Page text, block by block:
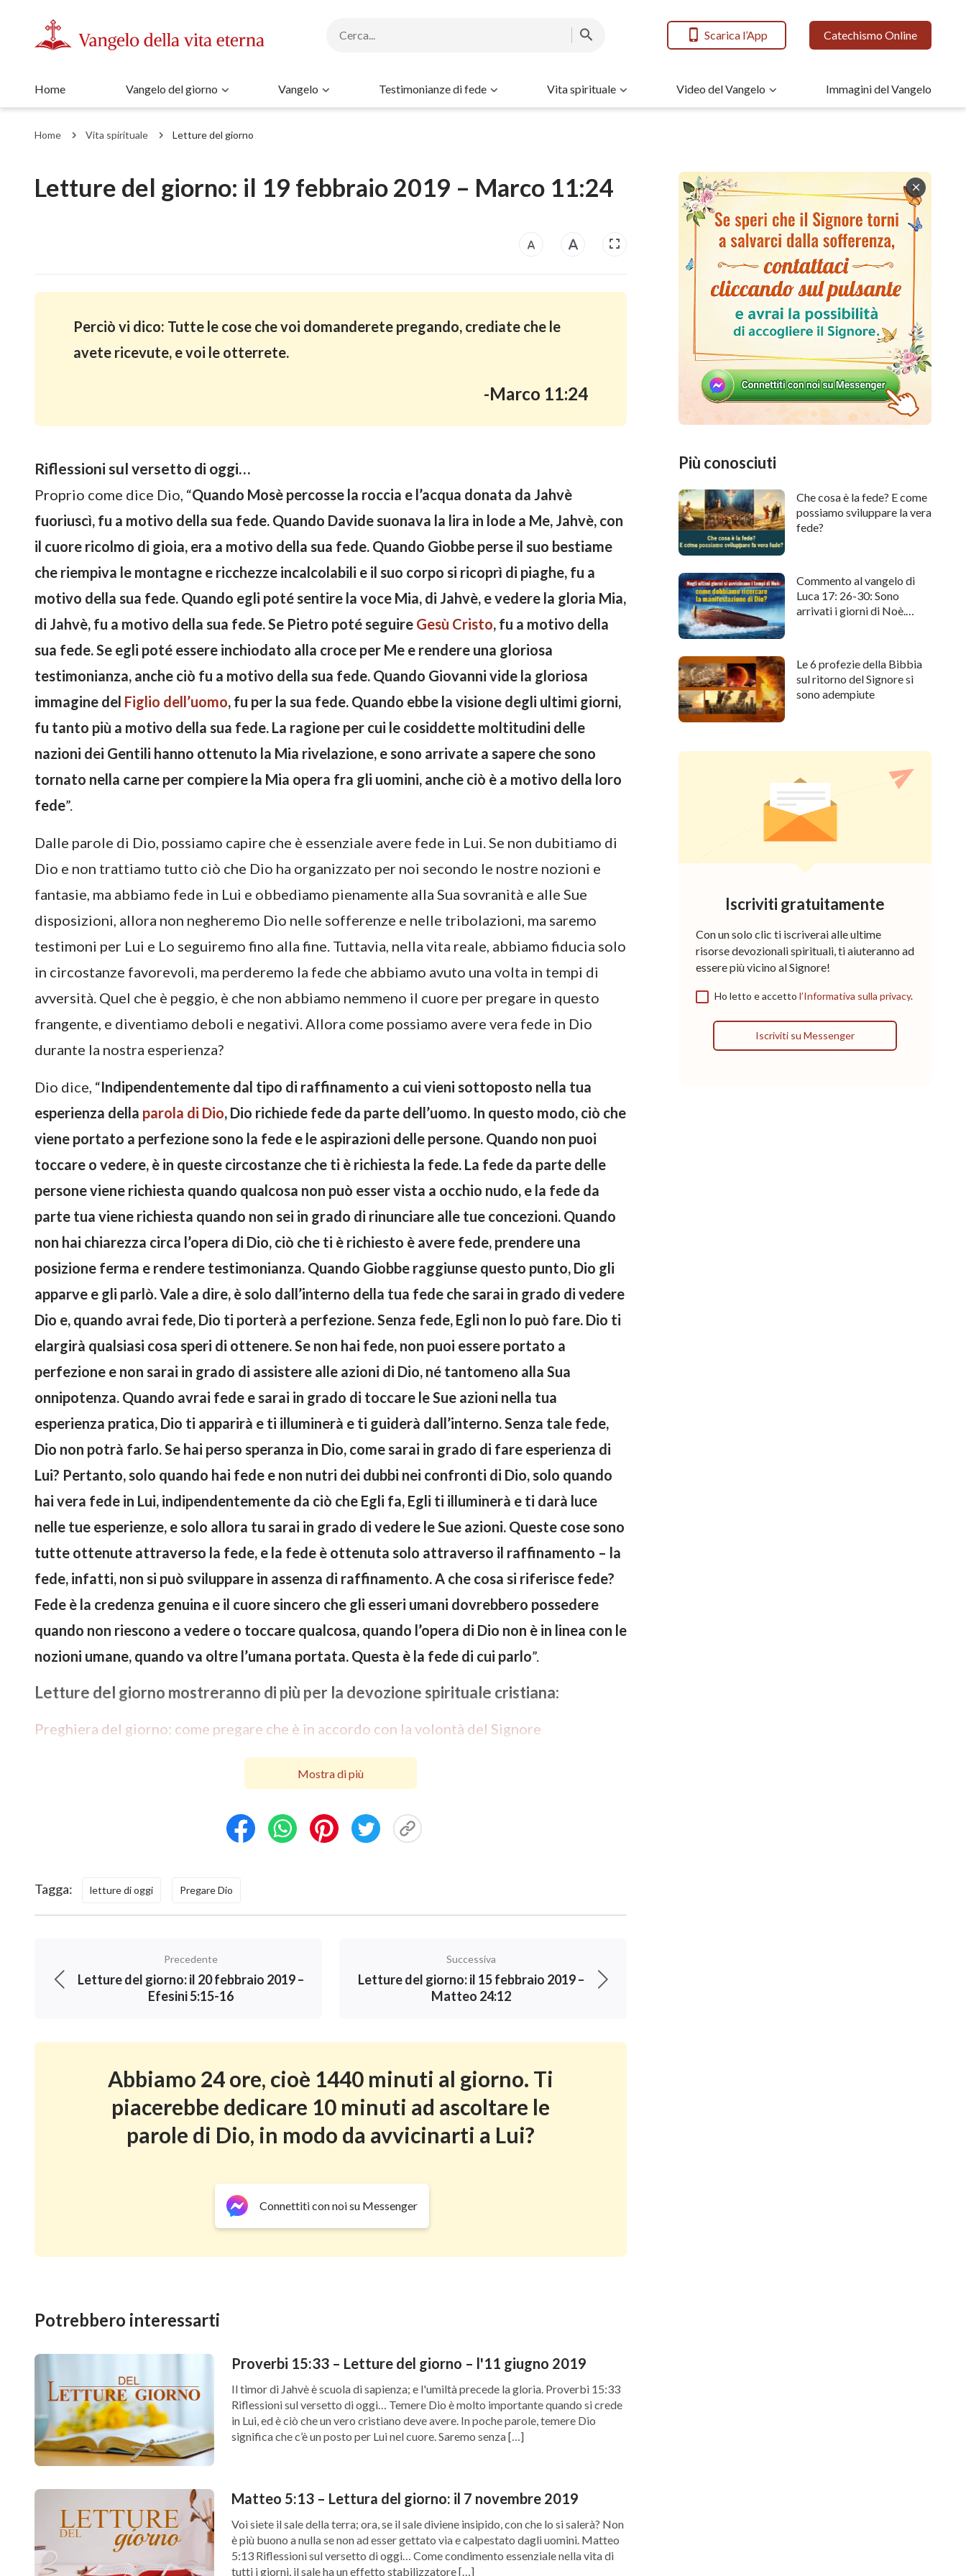
Scarica l’App Catechismo Online
Home Vangelo del giorno Vangelo Testimonianze di fede Vita spirituale Video del Vangelo Immagini del Vangelo
Home Vita spirituale Letture del giorno
Letture del giorno: il 19 febbraio 2019 – Marco 11:24
Perciò vi dico: Tutte le cose che voi domanderete pregando, crediate che le
avete ricevute, e voi le otterrete.
-Marco 11:24
Riflessioni sul versetto di oggi…
Proprio come dice Dio, “Quando Mosè percosse la roccia e l’acqua donata da Jahvè
fuoriuscì, fu a motivo della sua fede. Quando Davide suonava la lira in lode a Me, Jahvè, con
il cuore ricolmo di gioia, era a motivo della sua fede. Quando Giobbe perse il suo bestiame
che riempiva le montagne e ricchezze incalcolabili e il suo corpo si ricoprì di piaghe, fu a
motivo della sua fede. Quando egli poté sentire la voce Mia, di Jahvè, e vedere la gloria Mia,
di Jahvè, fu a motivo della sua fede. Se Pietro poté seguire Gesù Cristo, fu a motivo della
sua fede. Se egli poté essere inchiodato alla croce per Me e rendere una gloriosa
testimonianza, anche ciò fu a motivo della sua fede. Quando Giovanni vide la gloriosa
immagine del Figlio dell’uomo, fu per la sua fede. Quando ebbe la visione degli ultimi giorni,
fu tanto più a motivo della sua fede. La ragione per cui le cosiddette moltitudini delle
nazioni dei Gentili hanno ottenuto la Mia rivelazione, e sono arrivate a sapere che sono
tornato nella carne per compiere la Mia opera fra gli uomini, anche ciò è a motivo della loro
fede”.
Dalle parole di Dio, possiamo capire che è essenziale avere fede in Lui. Se non dubitiamo di
Dio e non trattiamo tutto ciò che Dio ha organizzato per noi secondo le nostre nozioni e
fantasie, ma abbiamo fede in Lui e obbediamo pienamente alla Sua sovranità e alle Sue
disposizioni, allora non negheremo Dio nelle sofferenze e nelle tribolazioni, ma saremo
testimoni per Lui e Lo seguiremo fino alla fine. Tuttavia, nella vita reale, abbiamo fiducia solo
in circostanze favorevoli, ma perderemo la fede che abbiamo avuto una volta in tempi di
avversità. Quel che è peggio, è che non abbiamo nemmeno il cuore per pregare in questo
frangente, e diventiamo deboli e negativi. Allora come possiamo avere vera fede in Dio
durante la nostra esperienza?
Dio dice, “Indipendentemente dal tipo di raffinamento a cui vieni sottoposto nella tua
esperienza della parola di Dio, Dio richiede fede da parte dell’uomo. In questo modo, ciò che
viene portato a perfezione sono la fede e le aspirazioni delle persone. Quando non puoi
toccare o vedere, è in queste circostanze che ti è richiesta la fede. La fede da parte delle
persone viene richiesta quando qualcosa non può esser vista a occhio nudo, e la fede da
parte tua viene richiesta quando non sei in grado di rinunciare alle tue concezioni. Quando
non hai chiarezza circa l’opera di Dio, ciò che ti è richiesto è avere fede, prendere una
posizione ferma e rendere testimonianza. Quando Giobbe raggiunse questo punto, Dio gli
apparve e gli parlò. Vale a dire, è solo dall’interno della tua fede che sarai in grado di vedere
Dio e, quando avrai fede, Dio ti porterà a perfezione. Senza fede, Egli non lo può fare. Dio ti
elargirà qualsiasi cosa speri di ottenere. Se non hai fede, non puoi essere portato a
perfezione e non sarai in grado di assistere alle azioni di Dio, né tantomeno alla Sua
onnipotenza. Quando avrai fede e sarai in grado di toccare le Sue azioni nella tua
esperienza pratica, Dio ti apparirà e ti illuminerà e ti guiderà dall’interno. Senza tale fede,
Dio non potrà farlo. Se hai perso speranza in Dio, come sarai in grado di fare esperienza di
Lui? Pertanto, solo quando hai fede e non nutri dei dubbi nei confronti di Dio, solo quando
hai vera fede in Lui, indipendentemente da ciò che Egli fa, Egli ti illuminerà e ti darà luce
nelle tue esperienze, e solo allora tu sarai in grado di vedere le Sue azioni. Queste cose sono
tutte ottenute attraverso la fede, e la fede è ottenuta solo attraverso il raffinamento – la
fede, infatti, non si può sviluppare in assenza di raffinamento. A che cosa si riferisce fede?
Fede è la credenza genuina e il cuore sincero che gli esseri umani dovrebbero possedere
quando non riescono a vedere o toccare qualcosa, quando l’opera di Dio non è in linea con le
nozioni umane, quando va oltre l’umana portata. Questa è la fede di cui parlo”.
Letture del giorno mostreranno di più per la devozione spirituale cristiana:
Preghiera del giorno: come pregare che è in accordo con la volontà del Signore
Mostra di più
Tagga: letture di oggi Pregare Dio
Precedente
Letture del giorno: il 20 febbraio 2019 –
Efesini 5:15-16
Successiva
Letture del giorno: il 15 febbraio 2019 –
Matteo 24:12
Abbiamo 24 ore, cioè 1440 minuti al giorno. Ti
piacerebbe dedicare 10 minuti ad ascoltare le
parole di Dio, in modo da avvicinarti a Lui?
Connettiti con noi su Messenger
Potrebbero interessarti
Proverbi 15:33 – Letture del giorno – l'11 giugno 2019
Il timor di Jahvè è scuola di sapienza; e l'umiltà precede la gloria. Proverbi 15:33
Riflessioni sul versetto di oggi… Temere Dio è molto importante quando si crede
in Lui, ed è ciò che un vero cristiano deve avere. In poche parole, temere Dio
significa che c’è un posto per Lui nel cuore. Saremo senza […]
Matteo 5:13 – Lettura del giorno: il 7 novembre 2019
Voi siete il sale della terra; ora, se il sale diviene insipido, con che lo si salerà? Non
è più buono a nulla se non ad esser gettato via e calpestato dagli uomini. Matteo
5:13 Riflessioni sul versetto di oggi… Come condimento essenziale nella vita di
tutti i giorni, il sale ha un effetto stabilizzatore […]
Più conosciuti
Che cosa è la fede? E come
possiamo sviluppare la vera
fede?
Commento al vangelo di
Luca 17: 26-30: Sono
arrivati i giorni di Noè.
Le 6 profezie della Bibbia
sul ritorno del Signore si
sono adempiute
Iscriviti gratuitamente
Con un solo clic ti iscriverai alle ultime
risorse devozionali spirituali, ti aiuteranno ad
essere più vicino al Signore!
Ho letto e accetto l’Informativa sulla privacy.
Iscriviti su Messenger